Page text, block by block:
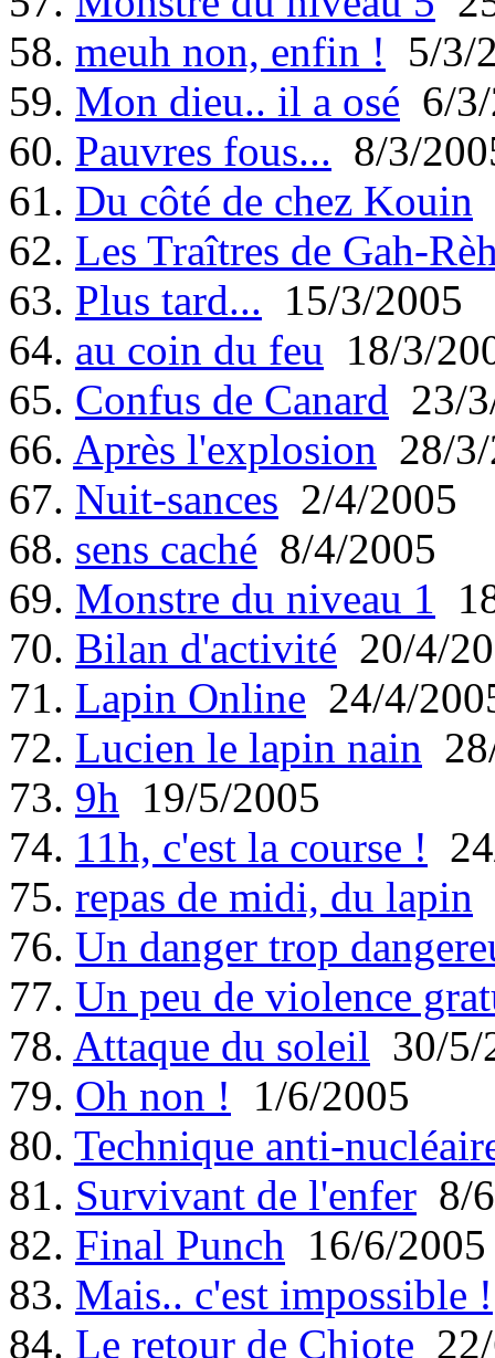
58. meuh non, enfin ! 5/3/
59. Mon dieu.. il a osé 6/
60. Pauvres fous... 8/3/
61. Du côté de chez Kouin
62. Les Traîtres de Gah-
63. Plus tard... 15/3/2005
64. au coin du feu 18/3/
65. Confus de Canard 23/
66. Après l'explosion 28/
67. Nuit-sances 2/4/2005
68. sens caché 8/4/2005
69. Monstre du niveau 1
70. Bilan d'activité 20/4/
71. Lapin Online 24/4/
72. Lucien le lapin nain
73. 9h 19/5/2005
74. 11h, c'est la course !
75. repas de midi, du lapin
76. Un danger trop
77. Un peu de violence
78. Attaque du soleil 30/5/
79. Oh non ! 1/6/2005
80. Technique anti-
81. Survivant de l'enfer 8/
82. Final Punch 16/6/2005
83. Mais.. c'est impossible !
84. Le retour de Chiote